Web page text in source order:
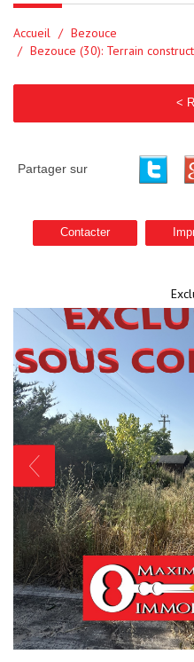
Accueil
Bezouce
Bezouce (30): Terrain
<
Partager sur
Contacter